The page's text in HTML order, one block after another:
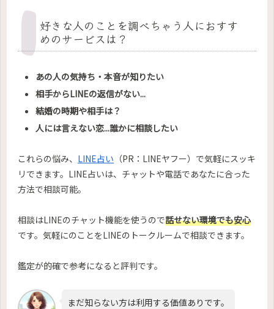
好きな人のことを調べちゃう人におすす
めのサービスは？
あの人の気持ち・本音が知りたい
相手からLINEの返信がない...
結婚の時期や相手は？
人には言えない恋...誰かに相談したい
これらの悩み、 LINE占い （PR：LINEヤフー）で気軽にスッキ
リできます。LINE占いは、チャットや電話であなたに合った
方法で相談可能。
相談はLINEのチャット機能を使うので話せない環境でも安心
です。気軽にのことをLINEのトークルームで相談できます。
鑑定が的確で参考になると評判です。
まだ知らない方は利用する価値ありです。